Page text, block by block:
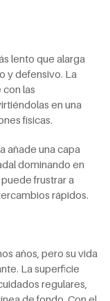
lento que alarga
y defensivo. La
las
en una
físicas.
añade una capa
dominando en
frustrar a
rápidos.
años, pero su vida
La superficie
regulares,